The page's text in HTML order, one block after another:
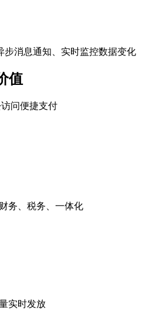
步消息通知、实时监控数据变化
值
问便捷支付
务、税务、一体化
实时发放